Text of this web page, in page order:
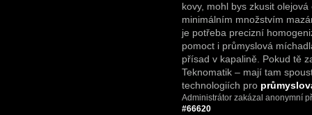
kovy, mohl bys zkusit
minimálním množstvím
je potřeba precizní
pomoct i průmyslová
přísad v kapalině. Pokud tě
Teknomatik – mají tam
technologiích pro
Administrátor zakázal anonymní
#66620